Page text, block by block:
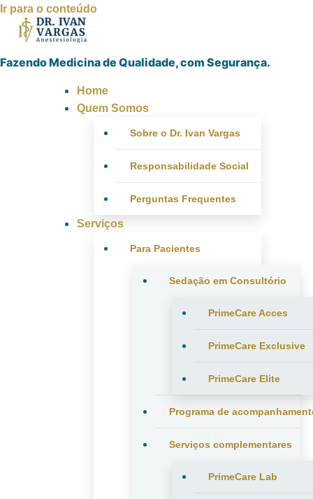
Ir para o conteúdo
Fazendo Medicina de Qualidade, com Segurança.
Home
Quem Somos
Sobre o Dr. Ivan Vargas
Responsabilidade Social
Perguntas Frequentes
Serviços
Para Pacientes
Sedação em Consultório
PrimeCare Acces
PrimeCare Exclusive
PrimeCare Elite
Programa de
Serviços complementares
PrimeCare Lab